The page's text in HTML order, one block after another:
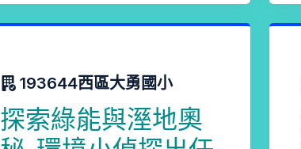
193644西區大勇國小
探索綠能與溼地奧